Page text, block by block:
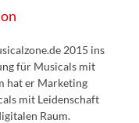
2015 ins
für Musicals mit
hat er Marketing
mit Leidenschaft
Raum.